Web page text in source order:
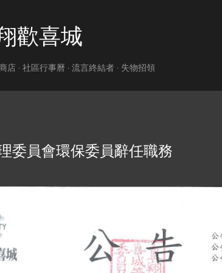
歡喜城
店 社區行事曆 流言終結者 失物招領
委員會環保委員辭任職務